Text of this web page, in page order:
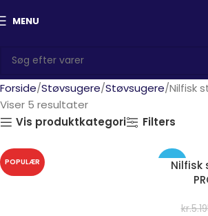
MENU
Forside Støvsugere Støvsugere Nilfisk
Viser 5 resultater
Vis produktkategori
Filters
POPULÆR -38%
Nilfisk
kr.